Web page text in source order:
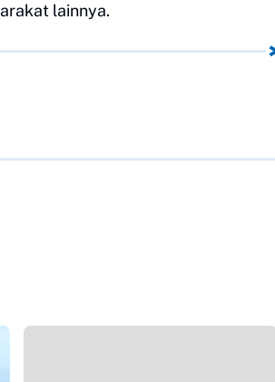
lainnya.